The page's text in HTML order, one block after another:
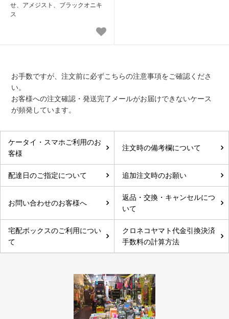
せ、アメジスト、ブラックオニキ
ス
お手数ですが、注文前に必ずこちらの注意事項をご確認くださ
い。
お客様への注文確認・発送完了メールがお届けできないケース
が頻発しています。
ケータイ・スマホご利用のお
客様
注文時の備考欄について
配達日のご指定について 追加注文時のお願い
お問い合わせのお客様へ
返品・交換・キャンセルにつ
いて
宅配ボックスのご利用につい
て
クロネコヤマト代金引換決済
手数料の計算方法